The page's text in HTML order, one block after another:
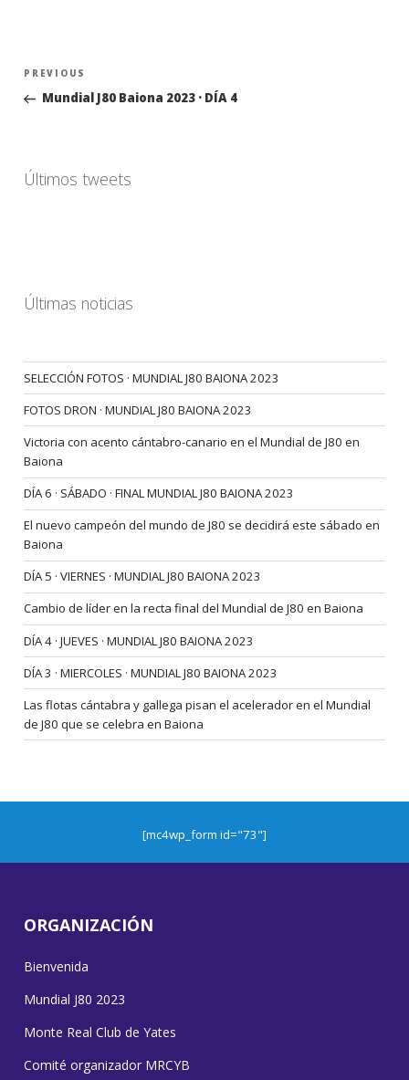
Navegación
entradas
Previous
Post
PREVIOUS
Mundial J80 Baiona 2023 · DÍA 4
Últimos tweets
Últimas noticias
SELECCIÓN FOTOS · MUNDIAL J80 BAIONA 2023
FOTOS DRON · MUNDIAL J80 BAIONA 2023
Victoria con acento cántabro-canario en el Mundial de J80 en
Baiona
DÍA 6 · SÁBADO · FINAL MUNDIAL J80 BAIONA 2023
El nuevo campeón del mundo de J80 se decidirá este sábado en
Baiona
DÍA 5 · VIERNES · MUNDIAL J80 BAIONA 2023
Cambio de líder en la recta final del Mundial de J80 en Baiona
DÍA 4 · JUEVES · MUNDIAL J80 BAIONA 2023
DÍA 3 · MIERCOLES · MUNDIAL J80 BAIONA 2023
Las flotas cántabra y gallega pisan el acelerador en el Mundial
de J80 que se celebra en Baiona
[mc4wp_form id="73"]
ORGANIZACIÓN
Bienvenida
Mundial J80 2023
Monte Real Club de Yates
Comité organizador MRCYB